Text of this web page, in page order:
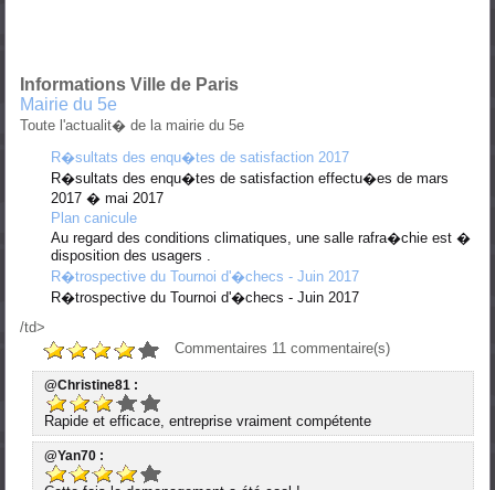
Informations Ville de Paris
Mairie du 5e
Toute l'actualit� de la mairie du 5e
R�sultats des enqu�tes de satisfaction 2017
R�sultats des enqu�tes de satisfaction effectu�es de mars
2017 � mai 2017
Plan canicule
Au regard des conditions climatiques, une salle rafra�chie est �
disposition des usagers .
R�trospective du Tournoi d'�checs - Juin 2017
R�trospective du Tournoi d'�checs - Juin 2017
/td>
Commentaires 11 commentaire(s)
@Christine81 :
Rapide et efficace, entreprise vraiment compétente
@Yan70 :